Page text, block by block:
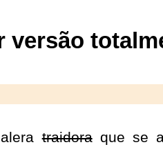
versão
traidoraque se